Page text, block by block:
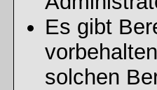
Es gibt
solchen